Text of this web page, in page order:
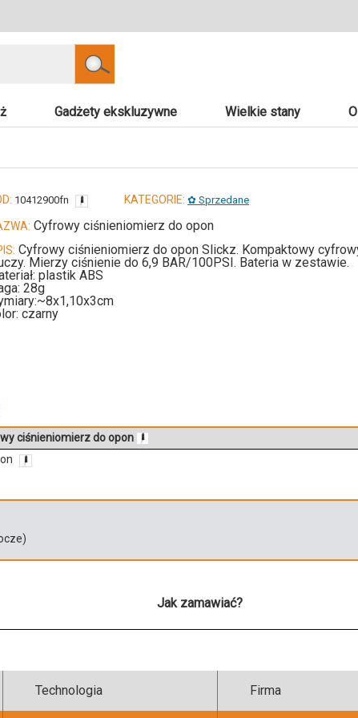
Szukaj
Gadżety ekskluzywne Wielkie stany
10412900fn KATEGORIE: ✿ Sprzedane
Cyfrowy ciśnieniomierz do opon
Cyfrowy ciśnieniomierz do opon Slickz. Kompaktowy
Mierzy ciśnienie do 6,9 BAR/100PSI. Bateria w zestawie.
plastik ABS
28g
czarny
ciśnieniomierz do opon
Jak zamawiać?
Technologia Firma